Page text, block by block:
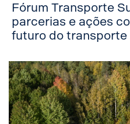
Fórum Transporte
parcerias e ações
futuro do transporte